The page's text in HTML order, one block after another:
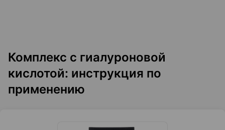
Комплекс с гиалуроновой
кислотой: инструкция по
применению